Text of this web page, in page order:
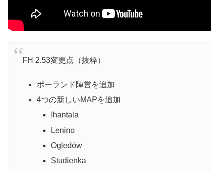
FH 2.53変更点（抜粋）
ポーランド陣営を追加
4つの新しいMAPを追加
Ihantala
Lenino
Ogledów
Studienka